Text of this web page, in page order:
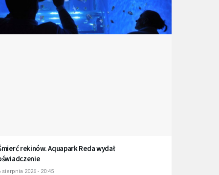
rekinów. Aquapark Reda wydał
sierpnia 2026 - 20:45